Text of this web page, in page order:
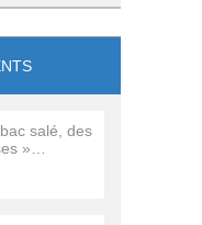
salé, des
»…